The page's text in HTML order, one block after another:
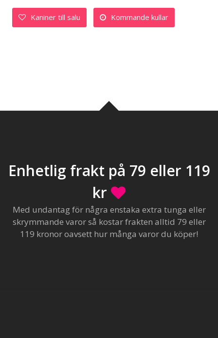
Kaniner till salu Kommande kullar
Enhetlig frakt på 79 eller 119
kr
Med undantag för några enstaka extra tunga eller
skrymmande varor så kostar frakten alltid 79 eller
119 kronor oavsett hur många varor du köper!